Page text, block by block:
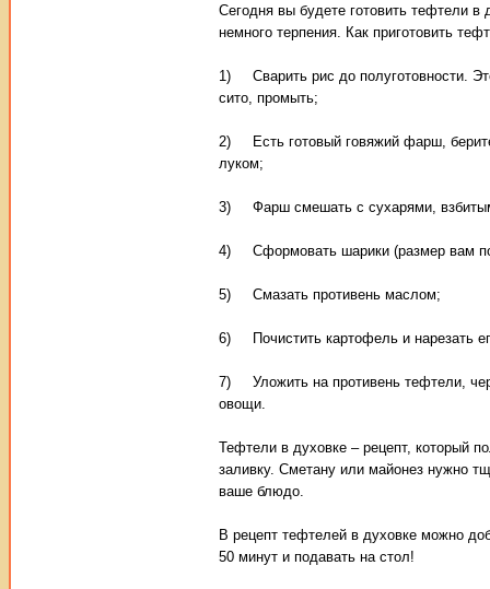
Сегодня вы будете готовить тефтели в
немного терпения. Как приготовить
1) Сварить рис до полуготовности.
сито, промыть;
2) Есть готовый говяжий фарш,
луком;
3) Фарш смешать с сухарями,
4) Сформовать шарики (размер вам
5) Смазать противень маслом;
6) Почистить картофель и нарезать
7) Уложить на противень тефтели,
овощи.
Тефтели в духовке – рецепт, который
заливку. Сметану или майонез нужно
ваше блюдо.
В рецепт тефтелей в духовке можно
50 минут и подавать на стол!